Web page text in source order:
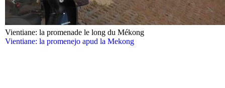
Vientiane: la promenade le long du Mékong
Vientiane: la promenejo apud la Mekong